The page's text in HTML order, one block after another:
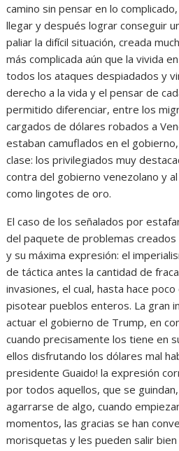
camino sin pensar en lo
llegar y después lograr conseguir
paliar la difícil situación, creada
más complicada aún que la vivida
todos los ataques despiadados y
derecho a la vida y el pensar de
permitido diferenciar, entre los
cargados de dólares robados a
estaban camuflados en el
clase: los privilegiados muy
contra del gobierno venezolano y
como lingotes de oro.
El caso de los señalados por
del paquete de problemas
y su máxima expresión: el
de táctica antes la cantidad de
invasiones, el cual, hasta hace
pisotear pueblos enteros. La gran
actuar el gobierno de Trump, en
cuando precisamente los tiene en
ellos disfrutando los dólares mal
presidente Guaido! la expresión
por todos aquellos, que se
agarrarse de algo, cuando
momentos, las gracias se han
morisquetas y les pueden salir